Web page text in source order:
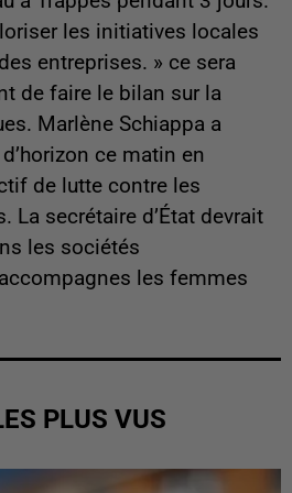
les initiatives locales
entreprises. » ce sera
de faire le bilan sur la
Marlène Schiappa a
ce matin en
de lutte contre les
La secrétaire d’État devrait
les sociétés
les femmes
PLUS VUS